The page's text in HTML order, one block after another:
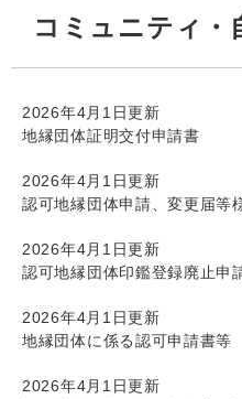
コミュニティ・
2026年4月1日更新
地縁団体証明交付申請書
2026年4月1日更新
認可地縁団体申請、変更届等
2026年4月1日更新
認可地縁団体印鑑登録廃止申
2026年4月1日更新
地縁団体に係る認可申請書等
2026年4月1日更新